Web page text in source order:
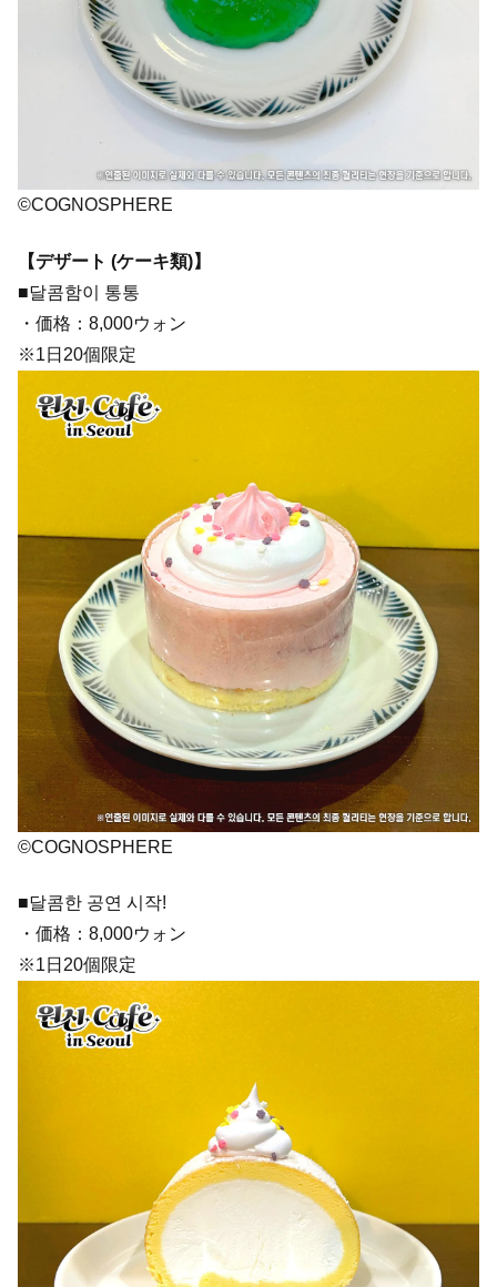
©COGNOSPHERE
【デザート (ケーキ類)】
■달콤함이 통통
・価格：8,000ウォン
※1日20個限定
©COGNOSPHERE
■달콤한 공연 시작!
・価格：8,000ウォン
※1日20個限定